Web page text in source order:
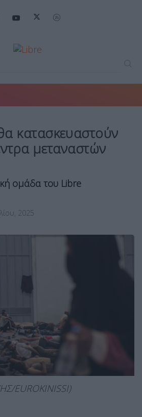
κατασκευαστούν
μεταναστών
ομάδα του Libre
2025
EUROKINISSI)